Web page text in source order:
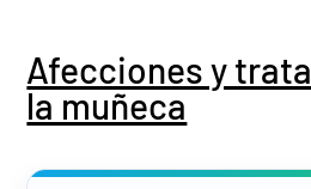
Afecciones y
la muñeca